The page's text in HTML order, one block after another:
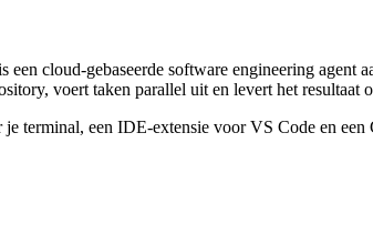
cloud-gebaseerde software engineering agent
voert taken parallel uit en levert het resultaat
terminal, een IDE-extensie voor VS Code en